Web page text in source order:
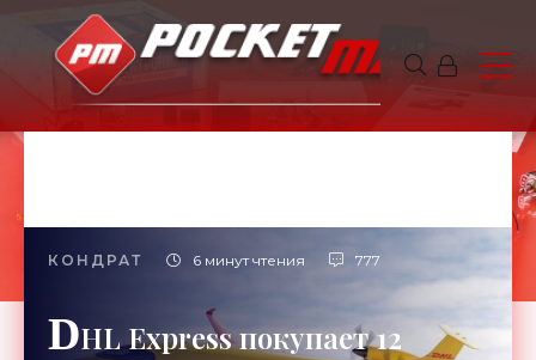
КОНДРАТ 6 минут чтения 777
DHL Express покупает 12